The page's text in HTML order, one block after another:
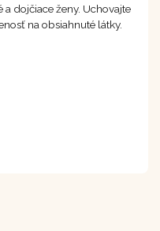
dojčiace ženy. Uchovajte
na obsiahnuté látky.